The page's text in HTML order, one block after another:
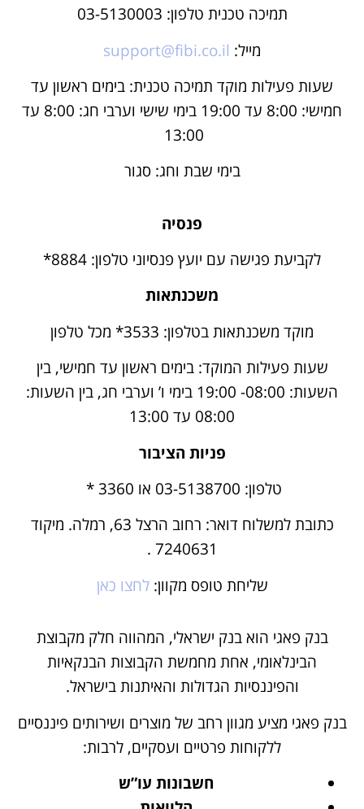
תמיכה טכנית טלפון: 03-5130003
מייל: support@fibi.co.il
שעות פעילות מוקד תמיכה טכנית: בימים ראשון עד
חמישי: 8:00 עד 19:00 בימי שישי וערבי חג: 8:00 עד
13:00
בימי שבת וחג: סגור
פנסיה
לקביעת פגישה עם יועץ פנסיוני טלפון: 8884*
משכנתאות
מוקד משכנתאות בטלפון: 3533* מכל טלפון
שעות פעילות המוקד: בימים ראשון עד חמישי, בין
השעות: 08:00- 19:00 בימי ו’ וערבי חג, בין השעות:
08:00 עד 13:00
פניות הציבור
טלפון: 03-5138700 או
3360 *
כתובת למשלוח דואר: רחוב הרצל 63, רמלה. מיקוד
7240631 .
שליחת טופס מקוון:לחצו כאן
בנק פאגי הוא בנק ישראלי, המהווה חלק מקבוצת
הבינלאומי, אחת מחמשת הקבוצות הבנקאיות
והפיננסיות הגדולות והאיתנות בישראל.
בנק פאגי מציע מגוון רחב של מוצרים ושירותים פיננסיים
ללקוחות פרטיים ועסקיים, לרבות:
חשבונות עו”ש